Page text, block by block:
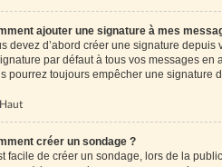
ajouter une signature à mes
devez d’abord créer une signature
par défaut à tous vos messages
pourrez toujours empêcher une signature
Haut
créer un sondage ?
facile de créer un sondage, lors de la